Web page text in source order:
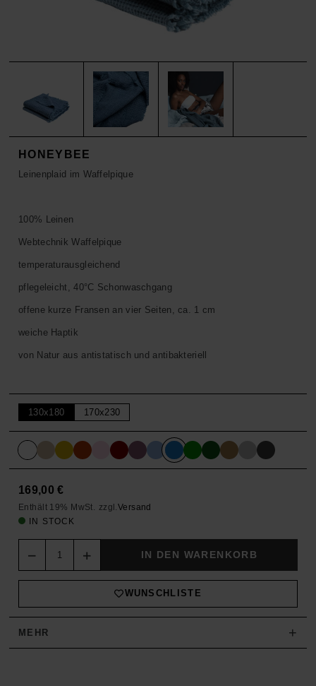
HOSEN
SALE
HONEYBEE
Leinenplaid im Waffelpique
100% Leinen
Webtechnik Waffelpique
temperaturausgleichend
pflegeleicht, 40°C Schonwaschgang
offene kurze Fransen an vier Seiten, ca. 1 cm
weiche Haptik
von Natur aus antistatisch und antibakteriell
130x180 170x230
169,00€
Enthält 19% MwSt. zzgl. Versand
IN STOCK
IN DEN WARENKORB
WUNSCHLISTE
MEHR +